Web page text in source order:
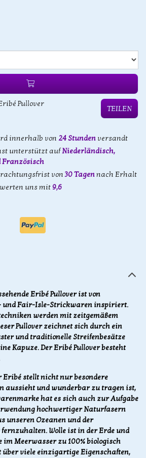
Pullover
TEILEN
innerhalb von 24 Stunden versandt
unterstützt aufNiederländisch,
Französisch
von30 Tagennach Erhalt
uns mit 9,6
Eribé Pullover ist von
und Fair-Isle-Strickwaren inspiriert.
werden mit zeitgemäßem
Pullover zeichnet sich durch ein
und traditionelle Streifenbesätze
Kapuze. Der Eribé Pullover besteht
stellt nicht nur besondere
aussieht und wunderbar zu tragen ist,
hat es sich auch zur Aufgabe
hochwertiger Naturfasern
unseren Ozeanen und der
Wolle ist in der Erde und
im Meerwasser zu 100% biologisch
viele einzigartige Eigenschaften,